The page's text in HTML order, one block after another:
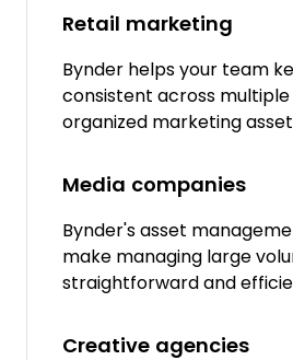
Retail marketing
Bynder helps your team
consistent across
organized marketing
Media companies
Bynder's asset
make managing large
straightforward and
Creative agencies